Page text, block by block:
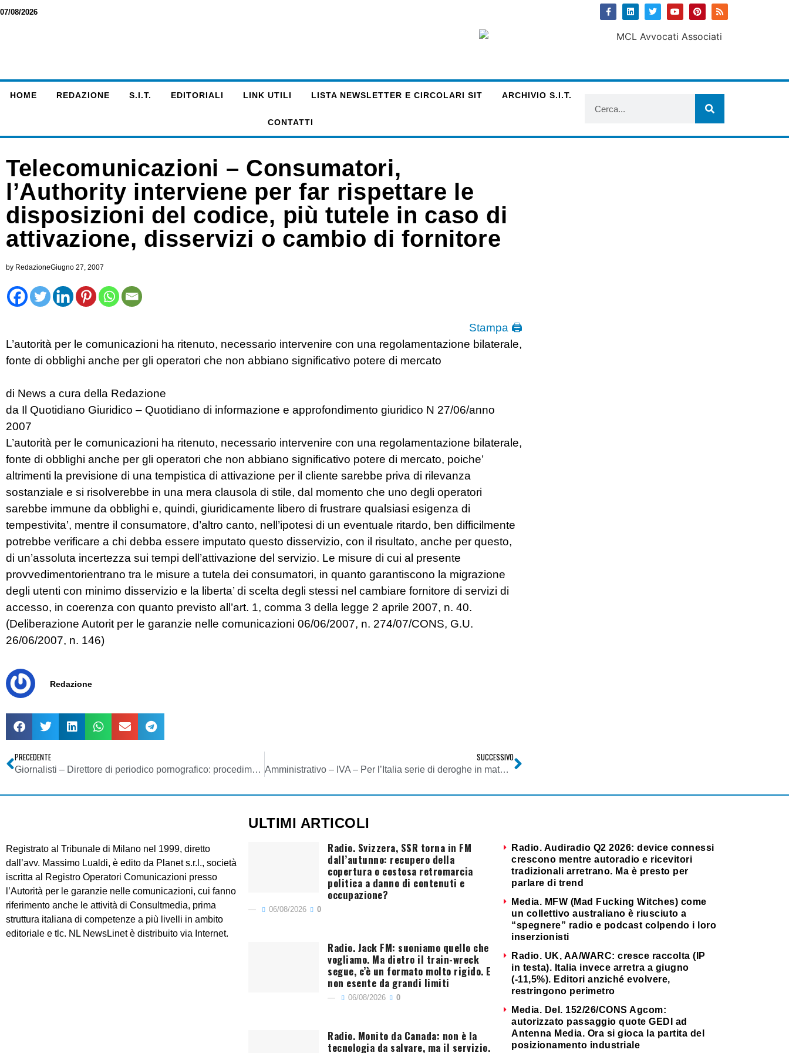
07/08/2026
HOME REDAZIONE S.I.T. EDITORIALI LINK UTILI LISTA NEWSLETTER E CIRCOLARI SIT ARCHIVIO S.I.T.
CONTATTI
Telecomunicazioni – Consumatori,
l’Authority interviene per far rispettare le
disposizioni del codice, più tutele in caso di
attivazione, disservizi o cambio di fornitore
by RedazioneGiugno 27, 2007
Stampa 🖨
L’autorità per le comunicazioni ha ritenuto, necessario intervenire con una regolamentazione bilaterale,
fonte di obblighi anche per gli operatori che non abbiano significativo potere di mercato
di News a cura della Redazione
da Il Quotidiano Giuridico – Quotidiano di informazione e approfondimento giuridico N 27/06/anno
2007
L’autorità per le comunicazioni ha ritenuto, necessario intervenire con una regolamentazione bilaterale,
fonte di obblighi anche per gli operatori che non abbiano significativo potere di mercato, poiche’
altrimenti la previsione di una tempistica di attivazione per il cliente sarebbe priva di rilevanza
sostanziale e si risolverebbe in una mera clausola di stile, dal momento che uno degli operatori
sarebbe immune da obblighi e, quindi, giuridicamente libero di frustrare qualsiasi esigenza di
tempestivita’, mentre il consumatore, d’altro canto, nell’ipotesi di un eventuale ritardo, ben difficilmente
potrebbe verificare a chi debba essere imputato questo disservizio, con il risultato, anche per questo,
di un’assoluta incertezza sui tempi dell’attivazione del servizio. Le misure di cui al presente
provvedimentorientrano tra le misure a tutela dei consumatori, in quanto garantiscono la migrazione
degli utenti con minimo disservizio e la liberta’ di scelta degli stessi nel cambiare fornitore di servizi di
accesso, in coerenza con quanto previsto all’art. 1, comma 3 della legge 2 aprile 2007, n. 40.
(Deliberazione Autorit per le garanzie nelle comunicazioni 06/06/2007, n. 274/07/CONS, G.U.
26/06/2007, n. 146)
Redazione
PRECEDENTE
Giornalisti – Direttore di periodico pornografico: procedimento disciplinare
SUCCESSIVO
Amministrativo – IVA – Per l’Italia serie di deroghe in materia di veicoli utilizzati per fini professionali
Registrato al Tribunale di Milano nel 1999, diretto
dall’avv. Massimo Lualdi, è edito da Planet s.r.l., società
iscritta al Registro Operatori Comunicazioni presso
l’Autorità per le garanzie nelle comunicazioni, cui fanno
riferimento anche le attività di Consultmedia, prima
struttura italiana di competenze a più livelli in ambito
editoriale e tlc. NL NewsLinet è distribuito via Internet.
ULTIMI ARTICOLI
Radio. Svizzera, SSR torna in FM
dall’autunno: recupero della
copertura o costosa retromarcia
politica a danno di contenuti e
occupazione?
06/08/2026 0
Radio. Jack FM: suoniamo quello che
vogliamo. Ma dietro il train-wreck
segue, c’è un formato molto rigido. E
non esente da grandi limiti
06/08/2026 0
Radio. Monito da Canada: non è la
tecnologia da salvare, ma il servizio.
Radio. Audiradio Q2 2026: device connessi
crescono mentre autoradio e ricevitori
tradizionali arretrano. Ma è presto per
parlare di trend
Media. MFW (Mad Fucking Witches) come
un collettivo australiano è riusciuto a
“spegnere” radio e podcast colpendo i loro
inserzionisti
Radio. UK, AA/WARC: cresce raccolta (IP
in testa). Italia invece arretra a giugno
(-11,5%). Editori anziché evolvere,
restringono perimetro
Media. Del. 152/26/CONS Agcom:
autorizzato passaggio quote GEDI ad
Antenna Media. Ora si gioca la partita del
posizionamento industriale